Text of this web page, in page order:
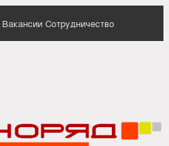
Вакансии Сотрудничество